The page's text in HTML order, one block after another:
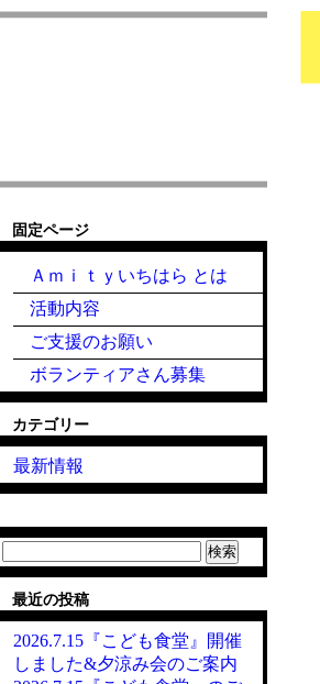
固定ページ
Ａｍｉｔｙいちはら とは
活動内容
ご支援のお願い
ボランティアさん募集
カテゴリー
最新情報
索:
最近の投稿
2026.7.15『こども食堂』開催
しました&夕涼み会のご案内